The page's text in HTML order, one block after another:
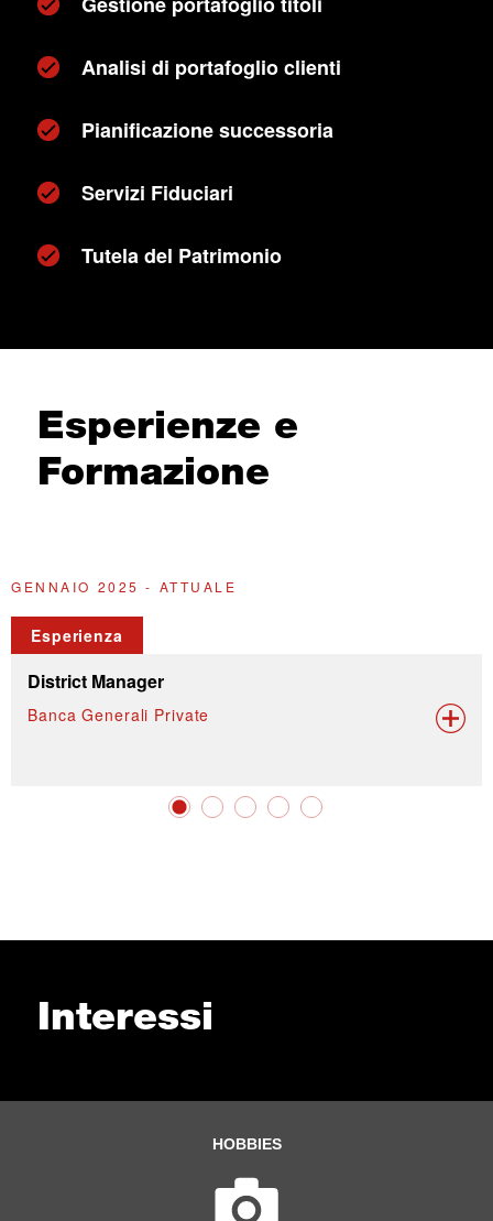
Analisi di portafoglio clienti
Pianificazione successoria
Servizi Fiduciari
Tutela del Patrimonio
Esperienze e
Formazione
GENNAIO 2025 - ATTUALE
Esperienza
District Manager
Banca Generali Private
Interessi
HOBBIES